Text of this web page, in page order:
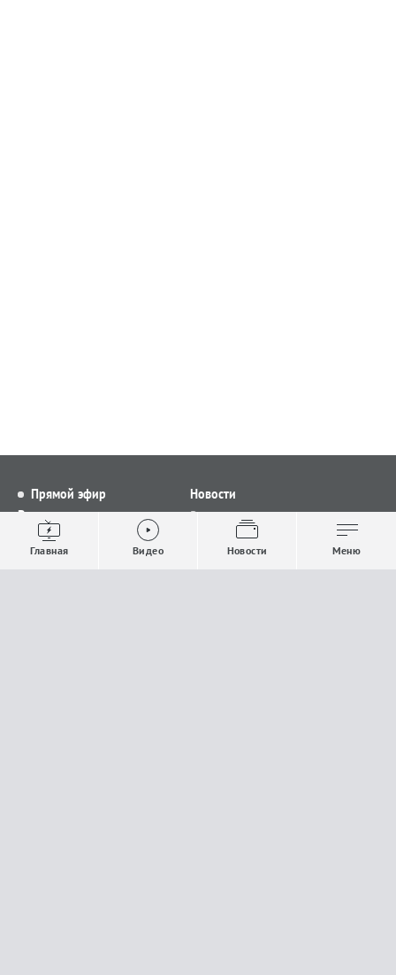
Прямой эфир
Видео
Выпуски новостей
Проекты
Новости
Все новости
Общество
Строительство и ЖКХ
Главная Видео Новости Меню